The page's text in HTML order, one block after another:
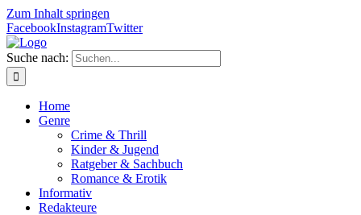
Zum Inhalt springen
FacebookInstagramTwitter
Suche nach:
Home
Genre
Crime & Thrill
Kinder & Jugend
Ratgeber & Sachbuch
Romance & Erotik
Informativ
Redakteure